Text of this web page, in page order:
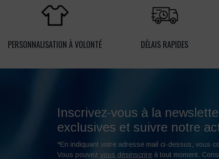
PERSONNALISATION À VOLONTÉ DÉLAIS RAPIDES
Inscrivez-vous à la
exclusives et suivre notre
*En indiquant votre adresse mail ci-dessus, vous
Vous pouvez vous désinscrire à tout moment.